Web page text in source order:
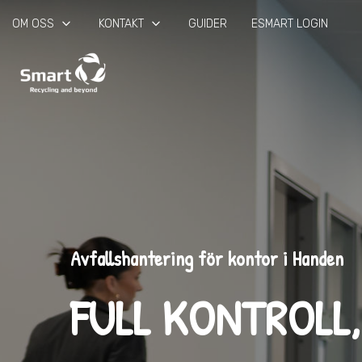
OM OSS keyboard_arrow_down KONTAKT keyboard_arrow_down GUIDER ESMART LOGIN
Avfallshantering för kontor i Handen
FULL